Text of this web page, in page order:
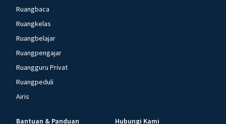
Ruangbaca
Ruangkelas
Ruangbelajar
Ruangpengajar
Ruangguru Privat
Ruangpeduli
Airis
Bantuan & Panduan Hubungi Kami